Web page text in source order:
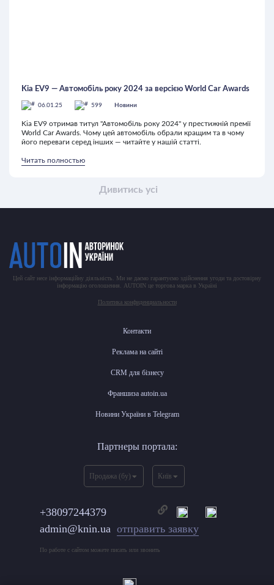
Дивитись усі
Kia EV9 — Автомобіль року 2024 за версією World Car Awards
06.01.25 599 Новини
Kia EV9 отримав титул "Автомобіль року 2024" у престижній премії
World Car Awards. Чому цей автомобіль обрали кращим та в чому
його переваги серед інших — читайте у нашій статті.
Читать полностью
Цей сайт несе інформаційну діяльність. Ми не даємо гарантуємо здійснення угоди та достовірну
інформацію оголошення. AUTOIN це торгова марка в Україні
Политика конфиденциальности
Контакти
Реклама на сайті
CRM для бізнесу
Франшиза autoin.ua
Новини України в Telegram
Партнеры портала:
Продажа (бу) Київ
+38097244379
admin@knin.ua отправить заявку
По работе с сайтом можете писать или звонить